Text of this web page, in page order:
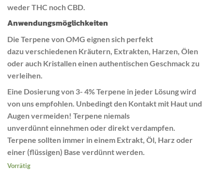
weder THC noch CBD.
Anwendungsmöglichkeiten
Die Terpene von OMG eignen sich perfekt
dazu verschiedenen Kräutern, Extrakten, Harzen, Ölen
oder auch Kristallen einen authentischen Geschmack zu
verleihen.
Eine Dosierung von 3- 4% Terpene in jeder Lösung wird
von uns empfohlen. Unbedingt den Kontakt mit Haut und
Augen vermeiden! Terpene niemals
unverdünnt einnehmen oder direkt verdampfen.
Terpene sollten immer in einem Extrakt, Öl, Harz oder
einer (flüssigen) Base verdünnt werden.
Vorrätig